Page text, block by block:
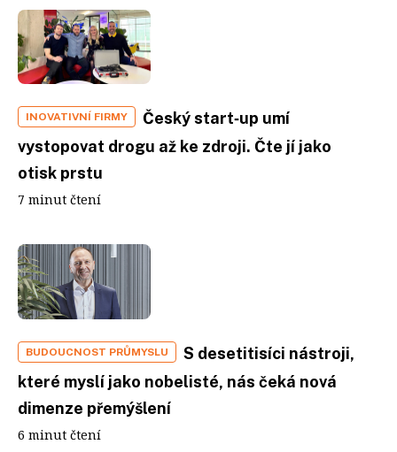
INOVATIVNÍ FIRMY
Český start‑up umí
vystopovat drogu až ke zdroji. Čte jí jako
otisk prstu
7 minut čtení
BUDOUCNOST PRŮMYSLU
S desetitisíci nástroji,
které myslí jako nobelisté, nás čeká nová
dimenze přemýšlení
6 minut čtení